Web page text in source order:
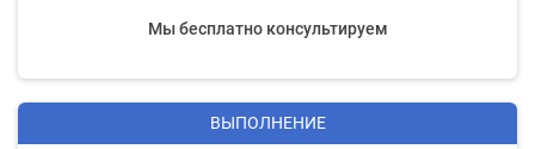
Мы бесплатно консультируем
ВЫПОЛНЕНИЕ